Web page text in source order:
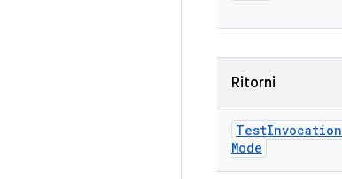
Ritorni
TestInvocation
Mode